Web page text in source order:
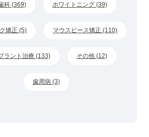
科 (369) ホワイトニング (39)
矯正 (5) マウスピース矯正 (110)
ラント治療 (133) その他 (12)
歯周病 (3)